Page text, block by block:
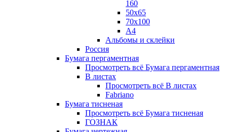
160
50х65
70х100
А4
Альбомы и склейки
Россия
Бумага пергаментная
Просмотреть всё Бумага пергаментная
В листах
Просмотреть всё В листах
Fabriano
Бумага тисненая
Просмотреть всё Бумага тисненая
ГОЗНАК